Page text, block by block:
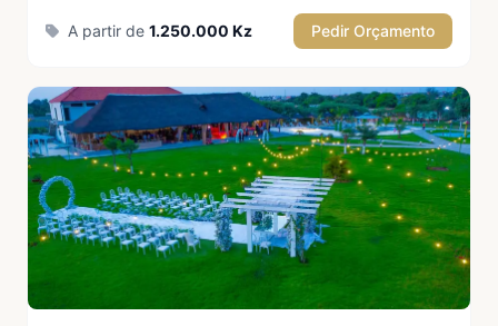
personalizado. Inclui entradas, prato principal,
sobremesas garantindo assim um momento
inesquecível para os noivos e convidados.
A partir de 1.250.000 Kz Pedir Orçamento